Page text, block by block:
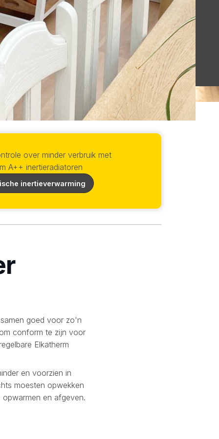
over minder verbruik met
A++ inertieradiatoren
inertieverwarming
goed voor zo'n
conform te zijn voor
Elkatherm
en voorzien in
moesten opwekken
en afgeven.